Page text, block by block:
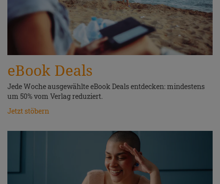
eBook Deals
Jede Woche ausgewählte eBook Deals entdecken: mindestens
um 50% vom Verlag reduziert.
Jetzt stöbern